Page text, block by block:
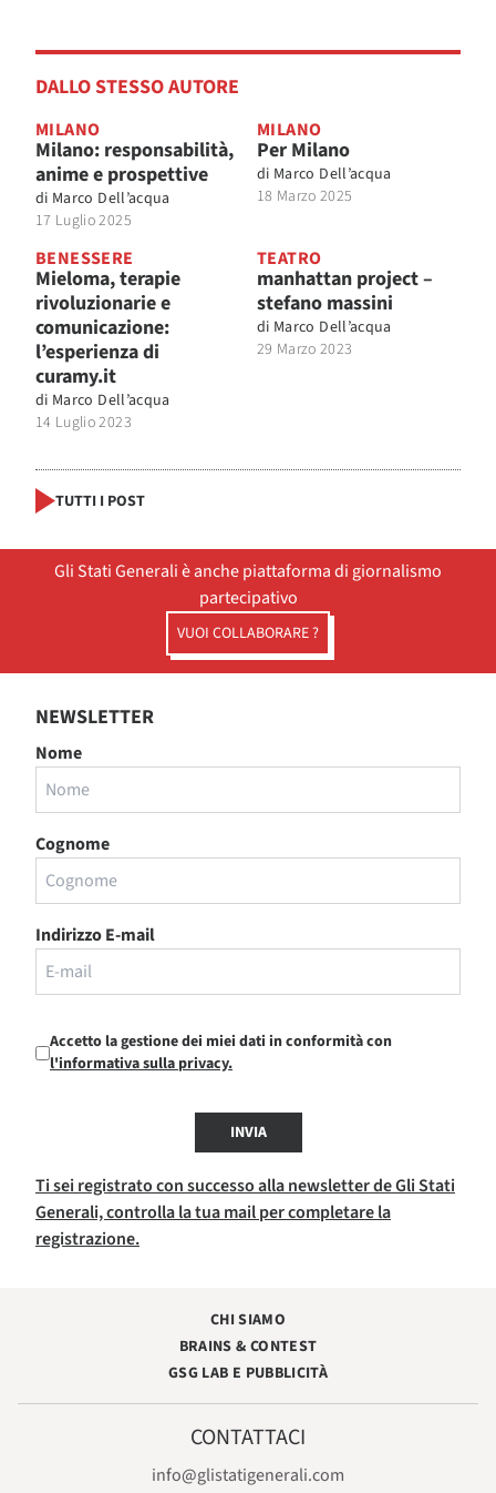
DALLO STESSO AUTORE
MILANO
Milano: responsabilità,
anime e prospettive
di Marco Dell’acqua
17 Luglio 2025
MILANO
Per Milano
di Marco Dell’acqua
18 Marzo 2025
BENESSERE
Mieloma, terapie
rivoluzionarie e
comunicazione:
l’esperienza di
curamy.it
di Marco Dell’acqua
14 Luglio 2023
TEATRO
manhattan project –
stefano massini
di Marco Dell’acqua
29 Marzo 2023
TUTTI I POST
Gli Stati Generali è anche piattaforma di giornalismo
partecipativo
VUOI COLLABORARE ?
NEWSLETTER
Nome
Cognome
Indirizzo E-mail
Accetto la gestione dei miei dati in conformità con
l'informativa sulla privacy.
INVIA
Ti sei registrato con successo alla newsletter de Gli Stati
Generali, controlla la tua mail per completare la
registrazione.
CHI SIAMO
BRAINS & CONTEST
GSG LAB E PUBBLICITÀ
CONTATTACI
info@glistatigenerali.com